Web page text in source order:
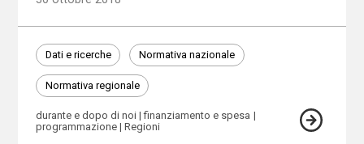
Dati e ricerche Normativa nazionale
Normativa regionale
durante e dopo di noi
finanziamento e spesa
programmazione
Regioni